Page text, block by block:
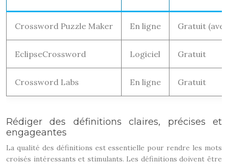
Crossword Puzzle Maker En ligne Gratuit
EclipseCrossword Logiciel Gratuit
Crossword Labs En ligne Gratuit
Rédiger des définitions claires, précises et
engageantes
La qualité des définitions est essentielle pour rendre les mots
croisés intéressants et stimulants. Les définitions doivent être